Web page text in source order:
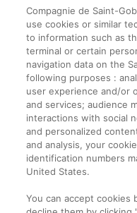
Informații legale
Termeni și condiții
Companie
Despre noi
Contact
Compagnie de Saint-
use cookies or similar
to information such as
terminal or certain
navigation data on the
following purposes :
user experience and/or
and services; audience
interactions with social
and personalized
and analysis, your
identification numbers
United States.
You can accept cookies